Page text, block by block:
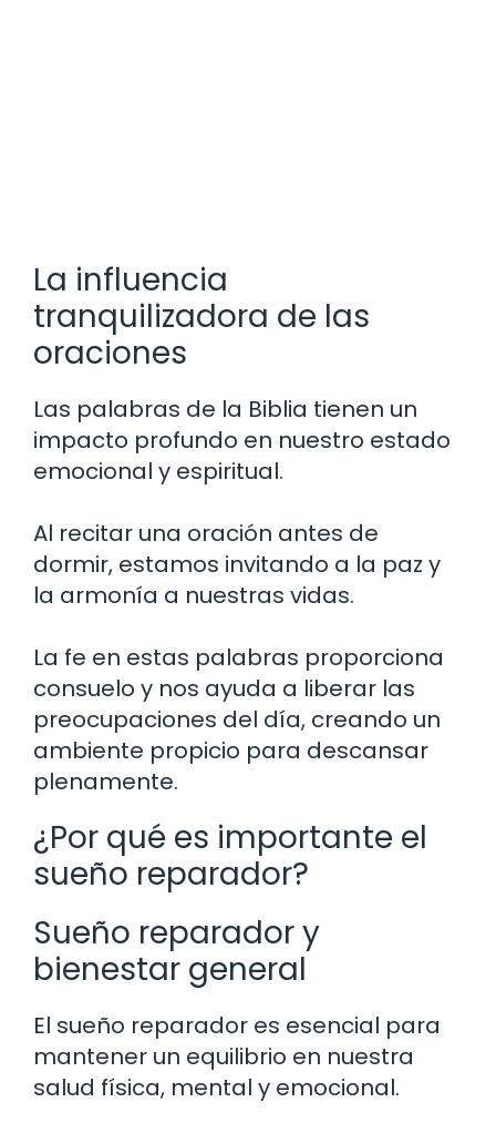
La influencia
tranquilizadora de las
oraciones
Las palabras de la Biblia tienen un
impacto profundo en nuestro estado
emocional y espiritual.
Al recitar una oración antes de
dormir, estamos invitando a la paz y
la armonía a nuestras vidas.
La fe en estas palabras proporciona
consuelo y nos ayuda a liberar las
preocupaciones del día, creando un
ambiente propicio para descansar
plenamente.
¿Por qué es importante el
sueño reparador?
Sueño reparador y
bienestar general
El sueño reparador es esencial para
mantener un equilibrio en nuestra
salud física, mental y emocional.